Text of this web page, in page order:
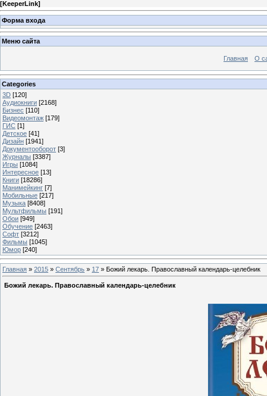
[KeeperLink]
Форма входа
Меню сайта
Главная О
Categories
3D [120]
Аудиокниги [2168]
Бизнес [110]
Видеомонтаж [179]
ГИС [1]
Детское [41]
Дизайн [1941]
Документооборот [3]
Журналы [3387]
Игры [1084]
Интересное [13]
Книги [18286]
Манимейкинг [7]
Мобильные [217]
Музыка [8408]
Мультфильмы [191]
Обои [949]
Обучение [2463]
Софт [3212]
Фильмы [1045]
Юмор [240]
Главная » 2015 » Сентябрь » 17 » Божий лекарь. Православный календарь-целебник
Божий лекарь. Православный календарь-целебник